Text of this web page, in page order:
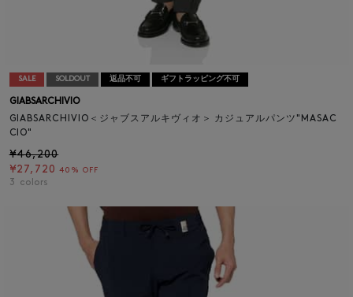
SALE SOLDOUT 返品不可 ギフトラッピング不可
GIABSARCHIVIO
GIABSARCHIVIO＜ジャブスアルキヴィオ＞ カジュアルパンツ"MASAC
CIO"
¥46,200
¥27,720 40% OFF
3 colors